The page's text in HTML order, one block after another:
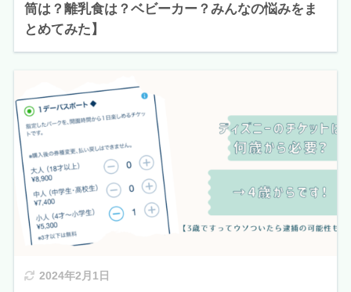
筒は？離乳食は？ベビーカー？みんなの悩みをま
とめてみた】
2024年2月1日